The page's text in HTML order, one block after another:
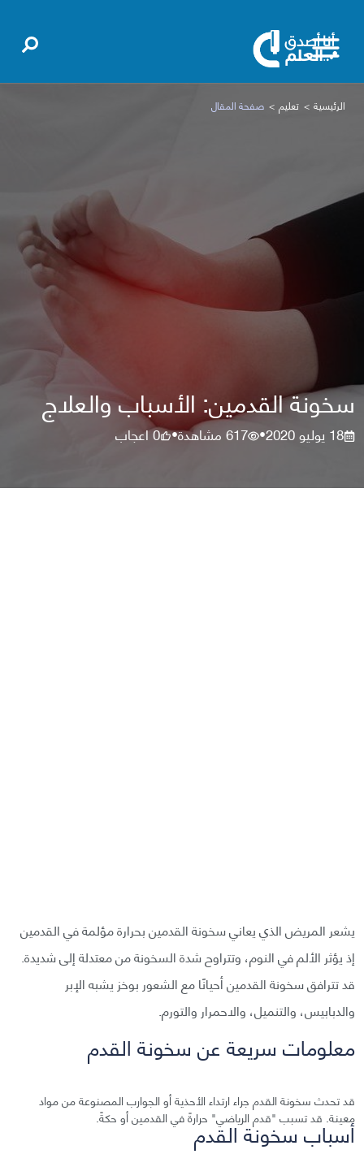
الرئيسية تعليم صفحة المقال
سخونة القدمين: الأسباب والعلاج
18 يوليو 2020 •
617مشاهدة•
0اعجاب
يشعر المريض الذي يعاني سخونة القدمين بحرارة مؤلمة في القدمين
إذ يؤثر الألم في النوم، وتتراوح شدة السخونة من معتدلة إلى شديدة.
قد تترافق سخونة القدمين أحيانًا مع الشعور بوخز يشبه الإبر
والدبابيس، والتنميل، والاحمرار والتورم.
معلومات سريعة عن سخونة القدم
قد تحدث سخونة القدم جراء ارتداء الأحذية أو الجوارب المصنوعة من مواد
معينة. قد تسبب "قدم الرياضي" حرارةً في القدمين أو حكةً.
أسباب سخونة القدم